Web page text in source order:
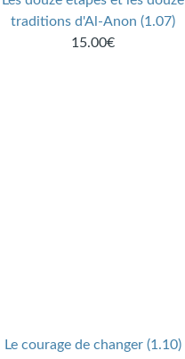
traditions d'Al-Anon (1.07)
15.00€
Le courage de changer (1.10)